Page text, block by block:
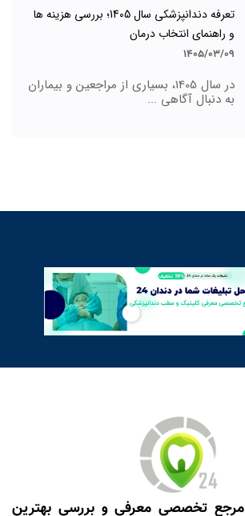
تعرفه دندانپزشکی سال 1405؛ بررسی هزینه ها
و راهنمای انتخاب درمان
1405/03/09
در سال 1405، بسیاری از مراجعین و بیماران
به دنبال آگاهی ...
سایت دندان 24 مرجع تخصصی معرفی و بررسی بهترین